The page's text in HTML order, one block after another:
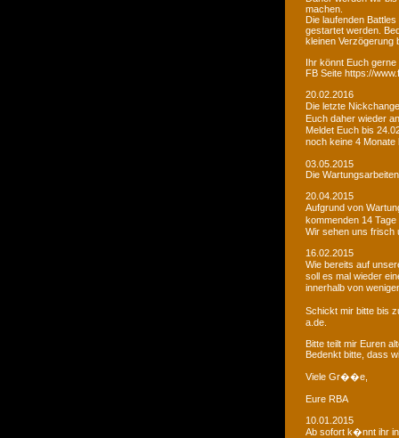
machen.
Die laufenden
gestartet werden.
kleinen Verzögerung
Ihr könnt Euch
FB Seite https://
20.02.2016
Die letzte
Euch daher wieder
Meldet Euch bis
noch keine 4
03.05.2015
Die
20.04.2015
Aufgrund von
kommenden 14
Wir sehen uns frisch
16.02.2015
Wie bereits auf
soll es mal wieder
innerhalb von
Schickt mir bitte bis
a.de.
Bitte teilt mir Euren
Bedenkt bitte, dass
Viele Gr��e,
Eure RBA
10.01.2015
Ab sofort k�nnt ihr